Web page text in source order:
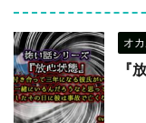
オ
『